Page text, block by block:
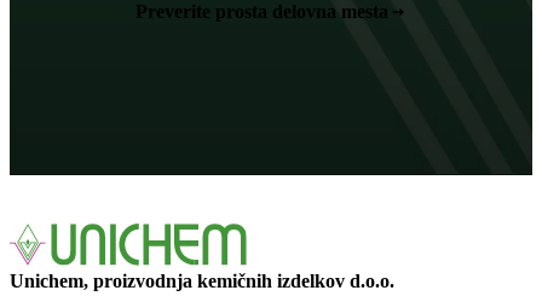
Preverite prosta delovna mesta
Unichem, proizvodnja kemičnih izdelkov d.o.o.